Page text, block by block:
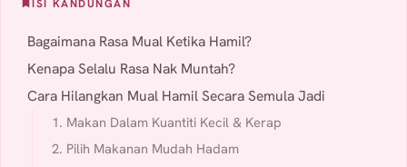
ISI KANDUNGAN
Bagaimana Rasa Mual Ketika Hamil?
Kenapa Selalu Rasa Nak Muntah?
Cara Hilangkan Mual Hamil Secara Semula Jadi
1. Makan Dalam Kuantiti Kecil & Kerap
2. Pilih Makanan Mudah Hadam